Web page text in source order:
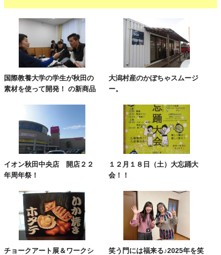
国際教養大学の学生が秋田の
素材を使って開発！ の新商品
大潟村産のかぼちゃスムージ
ー。
イオン秋田中央店 開店２２
年周年祭！
１２月１８日（土）大忘踊大
会！！
チョークアート展＆ワークシ
笑う門には福来る♪2025年を笑